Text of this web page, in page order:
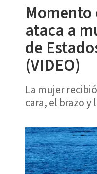
Momento
ataca a
de
(VIDEO)
La mujer
cara, el brazo y